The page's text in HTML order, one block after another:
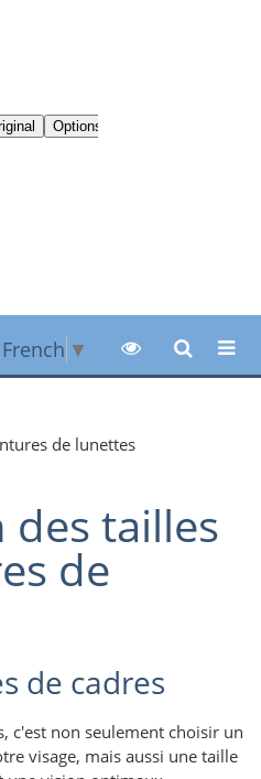
French ▼
de lunettes
des tailles
de
de cadres
c'est non seulement choisir un
visage, mais aussi une taille